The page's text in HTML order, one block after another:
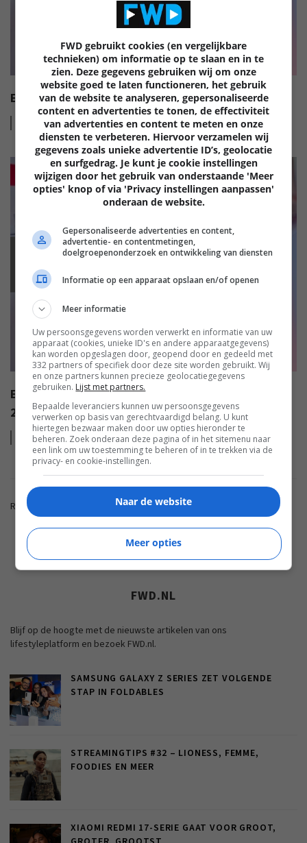
EISA HI-FI AWARDS 2022-2023
meer
EISA AWARDS: WAT ZIJN DE BESTE PRODUCTEN VAN
2022?
Leesmeer
Reacties zijn gesloten.
ADVERTENTIE
FWD.NL
Blijf op de hoogte met de nieuwste artikelen van ons
lifestyleplatform en bezoek FWD.nl.
SAMSUNG GALAXY Z SERIES ZET VOLGENDE
STAP IN FOLDABLES
STREAMINGTIPS #32 – LIONESS, FEMME,
FOODIES EN MEER
XIAOMI REDMI 17-SERIE GAAT VOOR GROOT,
FWD gebruikt cookies (en vergelijkbare
technieken) om informatie op te slaan en in te
zien. Deze gegevens gebruiken wij om onze
website goed te laten functioneren, het gebruik
van de website te analyseren, gepersonaliseerde
content en advertenties te tonen, de effectiviteit
van advertenties en content te meten en onze
diensten te verbeteren. Hiervoor verzamelen wij
gegevens zoals unieke advertentie ID’s, geolocatie
en surfgedrag. Je kunt je cookie instellingen
wijzigen door het gebruik van onderstaande 'Meer
opties' knop of via 'Privacy instellingen aanpassen'
onderaan de website.
Gepersonaliseerde advertenties en content,
advertentie- en contentmetingen,
doelgroepenonderzoek en ontwikkeling van diensten
Informatie op een apparaat opslaan en/of openen
Meer informatie
Uw persoonsgegevens worden verwerkt en informatie van uw
apparaat (cookies, unieke ID's en andere apparaatgegevens)
kan worden opgeslagen door, geopend door en gedeeld met
332 partners of specifiek door deze site worden gebruikt. Wij
en onze partners kunnen precieze geolocatiegegevens
gebruiken. Lijst met partners.
Bepaalde leveranciers kunnen uw persoonsgegevens
verwerken op basis van gerechtvaardigd belang. U kunt
hiertegen bezwaar maken door uw opties hieronder te
beheren. Zoek onderaan deze pagina of in het sitemenu naar
een link om uw toestemming te beheren of in te trekken via de
privacy- en cookie-instellingen.
Naar de website
Meer opties